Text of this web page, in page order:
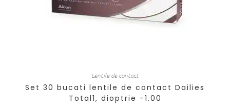
Lentile de contact
Set 30 bucati lentile de contact Dailies
Total1, dioptrie -1.00